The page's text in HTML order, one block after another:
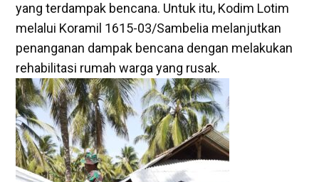
yang terdampak bencana. Untuk itu, Kodim Lotim
melalui Koramil 1615-03/Sambelia melanjutkan
penanganan dampak bencana dengan melakukan
rehabilitasi rumah warga yang rusak.